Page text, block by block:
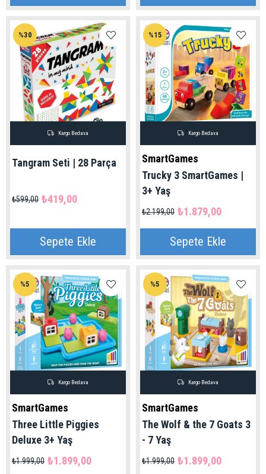
Tangram Seti | 28 Parça
₺419,00
₺599,00
Sepete Ekle
%30
Kargo Bedava
SmartGames
Trucky 3 SmartGames |
3+ Yaş
₺1.879,00
₺2.199,00
Sepete Ekle
%15
Kargo Bedava
SmartGames
Three Little Piggies
Deluxe 3+ Yaş
₺1.899,00
₺1.999,00
%5
Kargo Bedava
SmartGames
The Wolf & the 7 Goats 3
- 7 Yaş
₺1.899,00
₺1.999,00
%5
Kargo Bedava